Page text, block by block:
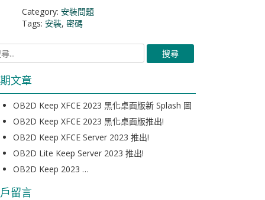
Category: 安裝問題
Tags: 安裝, 密碼
文章
OB2D Keep XFCE 2023 黑化桌面版新 Splash 圖
OB2D Keep XFCE 2023 黑化桌面版推出!
OB2D Keep XFCE Server 2023 推出!
OB2D Lite Keep Server 2023 推出!
OB2D Keep 2023 …
留言